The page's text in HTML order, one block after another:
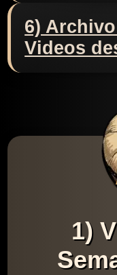
6)
Videos
1)